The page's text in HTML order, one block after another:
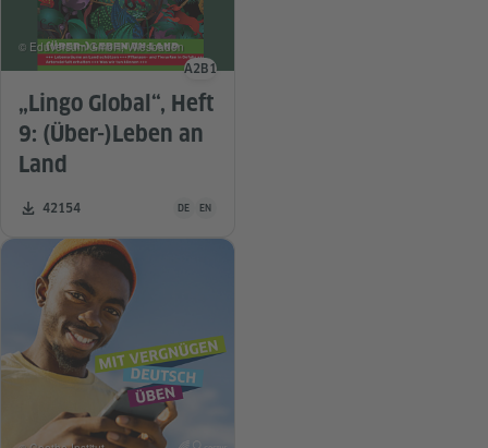
„Lingo Global“, Heft
9: (Über-)Leben an
Land
Zahl der Downloads:
42154 Unterrichtsmaterial ist in folgenden Sprachen
DE EN
© Eduversum GmbH, Wiesbaden
Sprachniveau
A2 B1